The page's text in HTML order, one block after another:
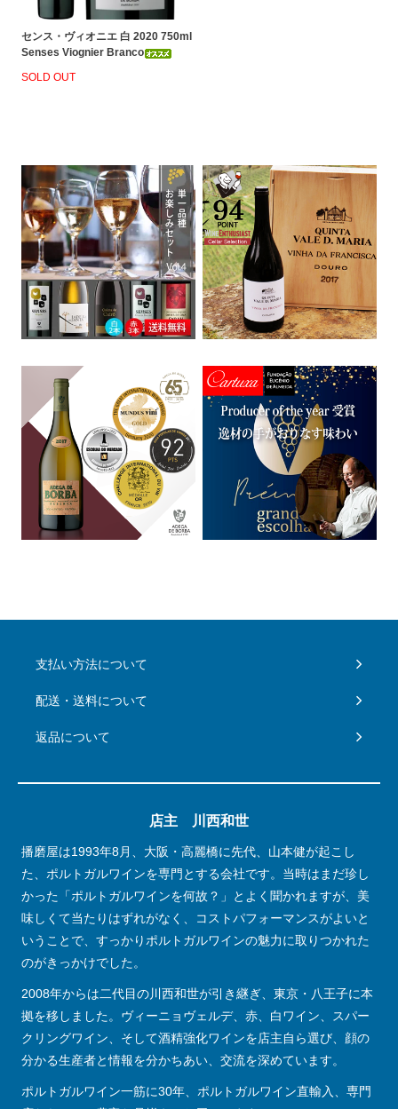
センス・ヴィオニエ 白 2020 750ml
Senses Viognier Branco
SOLD OUT
支払い方法について
配送・送料について
返品について
店主 川西和世
播磨屋は1993年8月、大阪・高麗橋に先代、山本健が起こし
た、ポルトガルワインを専門とする会社です。当時はまだ珍し
かった「ポルトガルワインを何故？」とよく聞かれますが、美
味しくて当たりはずれがなく、コストパフォーマンスがよいと
いうことで、すっかりポルトガルワインの魅力に取りつかれた
のがきっかけでした。
2008年からは二代目の川西和世が引き継ぎ、東京・八王子に本
拠を移しました。ヴィーニョヴェルデ、赤、白ワイン、スパー
クリングワイン、そして酒精強化ワインを店主自ら選び、顔の
分かる生産者と情報を分かちあい、交流を深めています。
ポルトガルワイン一筋に30年、ポルトガルワイン直輸入、専門